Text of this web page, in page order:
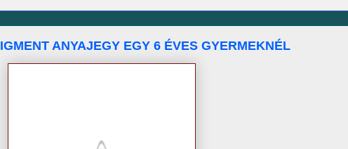
ANYAJEGY EGY 6 ÉVES GYERMEKNÉL